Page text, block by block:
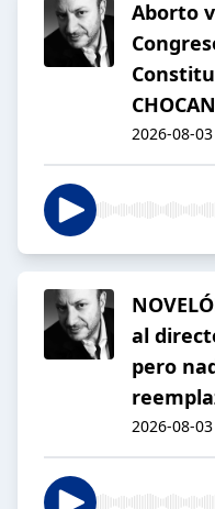
Aborto
2026-08-03
al
pero
2026-08-03